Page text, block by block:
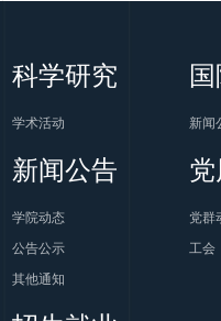
科学研究
学术活动
新闻公告
学院动态
公告公示
其他通知
新闻
党群
工会